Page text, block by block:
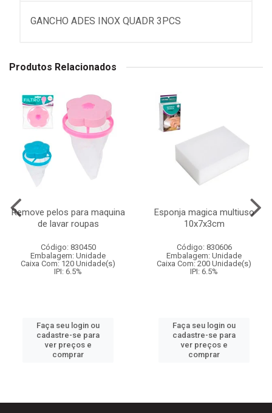
GANCHO ADES INOX QUADR 3PCS
Produtos Relacionados
Remove pelos para maquina
de lavar roupas
Código: 830450
Embalagem: Unidade
Caixa Com: 120 Unidade(s)
IPI: 6.5%
Faça seu login ou
cadastre-se para
ver preços e
comprar
Esponja magica multiuso
10x7x3cm
Código: 830606
Embalagem: Unidade
Caixa Com: 200 Unidade(s)
IPI: 6.5%
Faça seu login ou
cadastre-se para
ver preços e
comprar